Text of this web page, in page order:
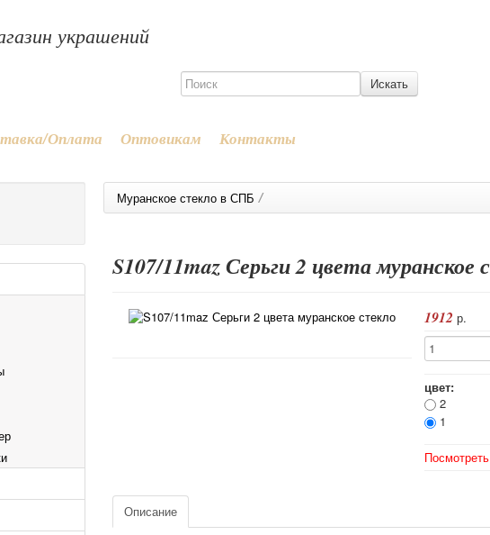
украшений
Оплата Оптовикам Контакты
Муранское стекло в СПБ /
S107/11maz Серьги 2 цвета муранское
1912 р.
цвет:
2
1
Описание